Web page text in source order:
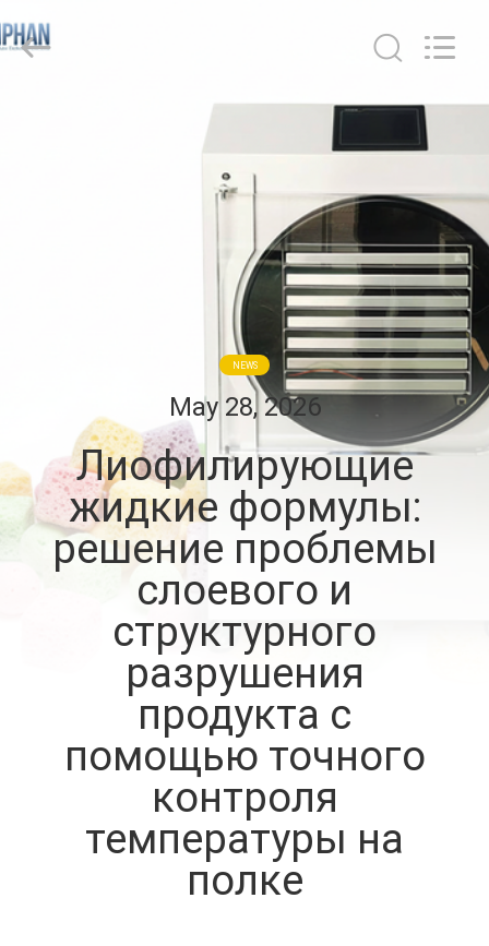
ПУТЕШЕСТВИЕ
ФАБРИКИ
ПРОВЕРКА
КАЧЕСТВА
СВЯЖИТЕСЬ
СПРОСИТЕ
КАРТА
Lanphan
Industry
Co.,Ltd.
NEWS
May 28, 2026
Лиофилирующие
жидкие формулы:
решение проблемы
слоевого и
структурного
разрушения
продукта с
помощью точного
контроля
температуры на
полке